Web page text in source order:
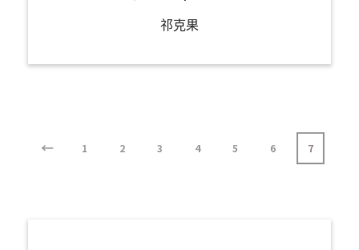
祁克果
← 1 2 3 4 5 6 7